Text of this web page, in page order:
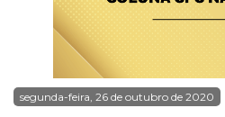
segunda-feira, 26 de outubro de 2020